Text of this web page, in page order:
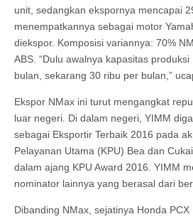
unit, sedangkan ekspornya mencapai
menempatkannya sebagai motor
diekspor. Komposisi variannya: 70%
ABS. “Dulu awalnya kapasitas
bulan, sekarang 30 ribu per bulan,”
Ekspor NMax ini turut mengangkat
luar negeri. Di dalam negeri, YIMM
sebagai Eksportir Terbaik 2016 pada
Pelayanan Utama (KPU) Bea dan
dalam ajang KPU Award 2016. YIMM
nominator lainnya yang berasal dari
Dibanding NMax, sejatinya Honda